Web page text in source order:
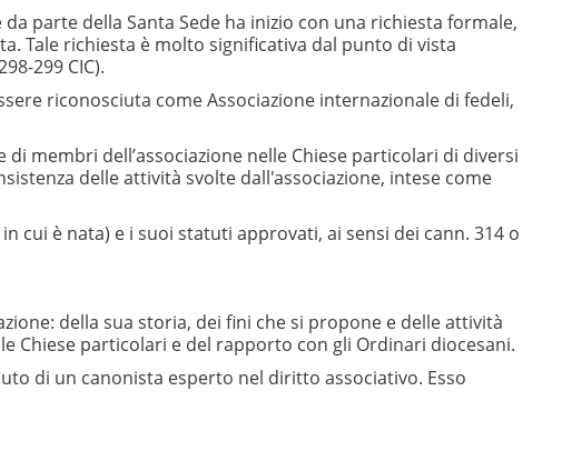
parte della Santa Sede ha inizio con una richiesta formale,
Tale richiesta è molto significativa dal punto di vista
299 CIC).
riconosciuta come Associazione internazionale di fedeli,
dell’associazione nelle Chiese particolari di diversi
delle attività svolte dall'associazione, intese come
è nata) e i suoi statuti approvati, ai sensi dei cann. 314 o
della sua storia, dei fini che si propone e delle attività
Chiese particolari e del rapporto con gli Ordinari diocesani.
di un canonista esperto nel diritto associativo. Esso